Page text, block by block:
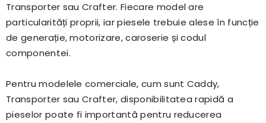
Transporter sau Crafter. Fiecare model are
particularități proprii, iar piesele trebuie alese în funcție
de generație, motorizare, caroserie și codul
componentei.
Pentru modelele comerciale, cum sunt Caddy,
Transporter sau Crafter, disponibilitatea rapidă a
pieselor poate fi importantă pentru reducerea